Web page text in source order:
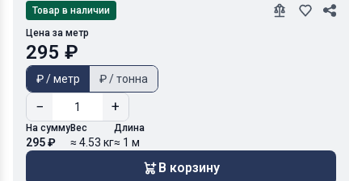
Товар в наличии
Цена за метр
295 ₽
₽ / метр ₽ / тонна
− +
На сумму
295 ₽
Вес
≈ 4.53 кг
Длина
≈ 1 м
В корзину